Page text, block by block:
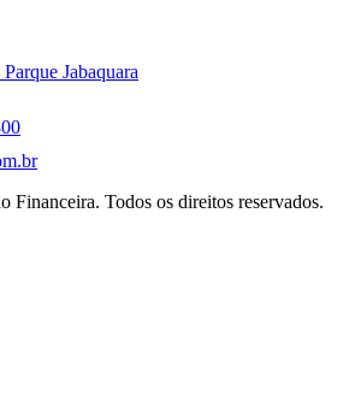
Jabaquara
Financeira. Todos os direitos reservados.